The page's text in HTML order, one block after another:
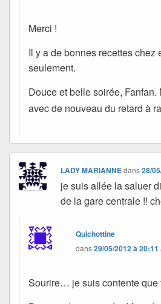
Merci !
Il y a de bonnes recettes chez
seulement.
Douce et belle soirée, Fanfan.
avec de nouveau du retard à
LADY MARIANNEdans28/
je suis allée la saluer
de la gare centrale !!
Quichottine
dans29/05/2012 à 20:11
Sourire… je suis contente que